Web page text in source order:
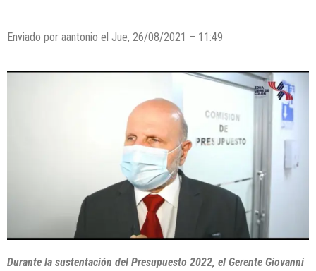
Enviado por aantonio el Jue, 26/08/2021 – 11:49
Durante la sustentación del Presupuesto 2022, el Gerente Giovanni